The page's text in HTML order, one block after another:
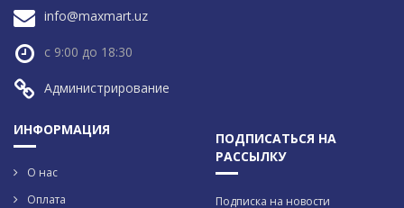
info@maxmart.uz
с 9:00 до 18:30
Администрирование
ИНФОРМАЦИЯ
О нас
Оплата
ПОДПИСАТЬСЯ НА
РАССЫЛКУ
Подписка на новости